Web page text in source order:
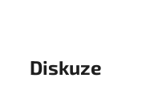
Diskuze